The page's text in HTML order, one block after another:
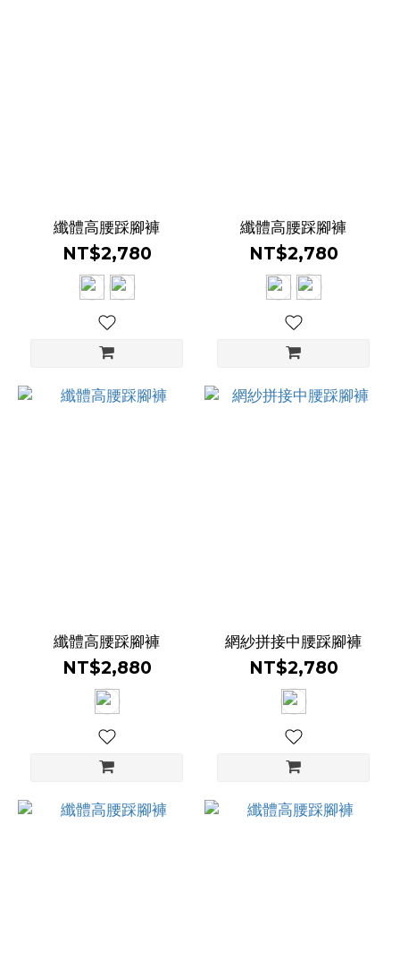
纖體高腰踩腳褲
NT$2,780
纖體高腰踩腳褲
NT$2,780
纖體高腰踩腳褲
NT$2,880
網紗拼接中腰踩腳褲
NT$2,780